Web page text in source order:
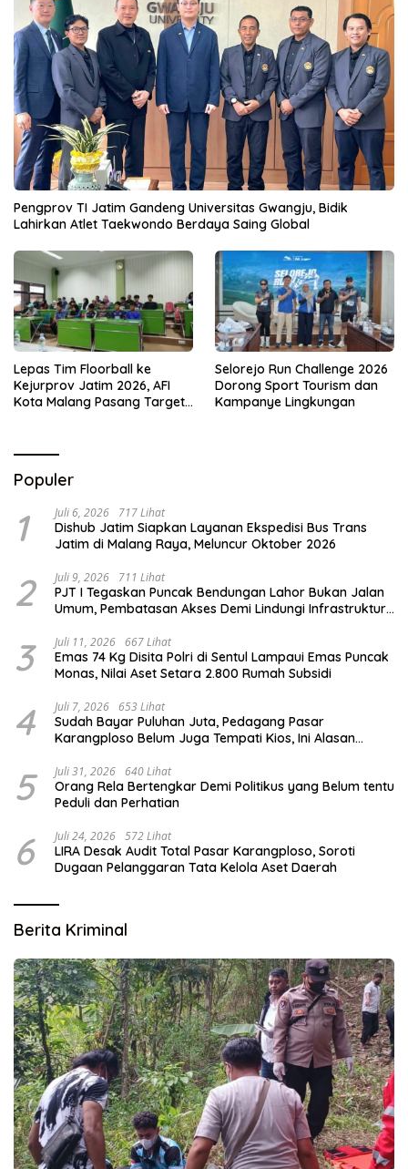
Pengprov TI Jatim Gandeng Universitas Gwangju, Bidik
Lahirkan Atlet Taekwondo Berdaya Saing Global
Lepas Tim Floorball ke
Kejurprov Jatim 2026, AFI
Kota Malang Pasang Target
Selorejo Run Challenge 2026
Dorong Sport Tourism dan
Kampanye Lingkungan
Populer
1 Juli 6, 2026 717 Lihat
Dishub Jatim Siapkan Layanan Ekspedisi Bus Trans
Jatim di Malang Raya, Meluncur Oktober 2026
2 Juli 9, 2026 711 Lihat
PJT I Tegaskan Puncak Bendungan Lahor Bukan Jalan
Umum, Pembatasan Akses Demi Lindungi Infrastruktur
3 Juli 11, 2026 667 Lihat
Emas 74 Kg Disita Polri di Sentul Lampaui Emas Puncak
Monas, Nilai Aset Setara 2.800 Rumah Subsidi
4 Juli 7, 2026 653 Lihat
Sudah Bayar Puluhan Juta, Pedagang Pasar
Karangploso Belum Juga Tempati Kios, Ini Alasan
5 Juli 31, 2026 640 Lihat
Orang Rela Bertengkar Demi Politikus yang Belum tentu
Peduli dan Perhatian
6 Juli 24, 2026 572 Lihat
LIRA Desak Audit Total Pasar Karangploso, Soroti
Dugaan Pelanggaran Tata Kelola Aset Daerah
Berita Kriminal